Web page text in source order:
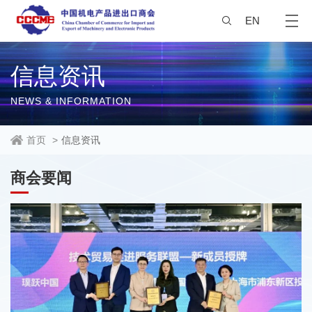
EN
信息资讯
NEWS & INFORMATION
首页 > 信息资讯
商会要闻